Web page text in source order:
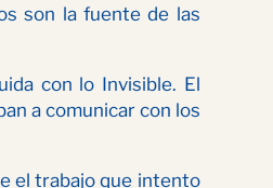
son la fuente de las
con lo Invisible. El
a comunicar con los
el trabajo que intento